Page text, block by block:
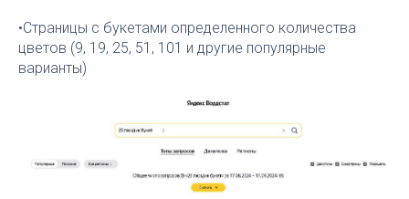
•Страницы с букетами определенного количества
цветов (9, 19, 25, 51, 101 и другие популярные
варианты)